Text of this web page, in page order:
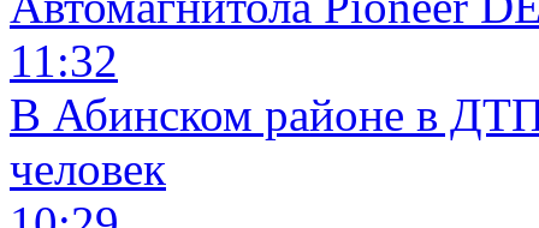
11:32
В Абинском районе в
человек